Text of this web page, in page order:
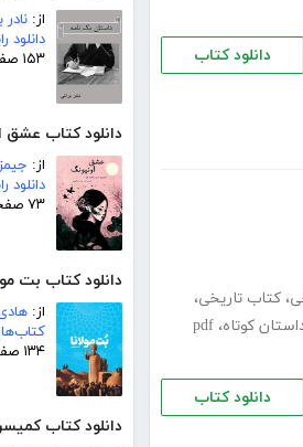
از: نادر
دانلود
۱۵۳ صفحه
دانلود کتاب عشق
از:
دانلود
۷۳ صفحه
دانلود کتاب بت
از:
۱۳۴ صفحه
دانلود کتاب
دانلود کتاب
، کتاب تاریخی،
کوتاه، pdf
دانلود کتاب